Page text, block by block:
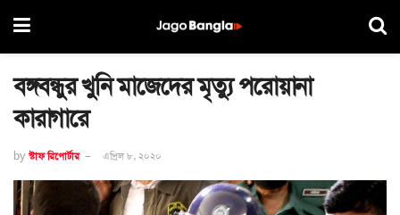
বঙ্গবন্ধুর খুনি মাজেদের মৃত্যু পরোয়ানা
কারাগারে
by স্টাফ রিপোর্টার এপ্রিল ৮, ২০২০